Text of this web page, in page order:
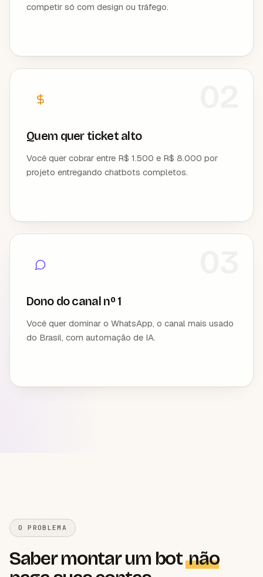
competir só com design ou tráfego.
Quem quer ticket alto
Você quer cobrar entre R$ 1.500 e R$ 8.000 por
projeto entregando chatbots completos.
Dono do canal nº 1
Você quer dominar o WhatsApp, o canal mais usado
do Brasil, com automação de IA.
O PROBLEMA
Saber montar um bot não